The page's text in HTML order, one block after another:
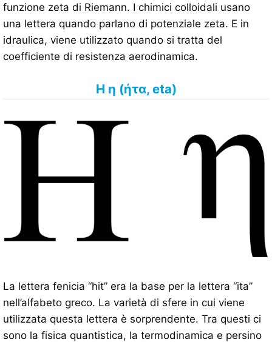
funzione zeta di Riemann. I chimici colloidali usano
una lettera quando parlano di potenziale zeta. E in
idraulica, viene utilizzato quando si tratta del
coefficiente di resistenza aerodinamica.
Η η (ήτα, eta)
La lettera fenicia “hit” era la base per la lettera “ita”
nell’alfabeto greco. La varietà di sfere in cui viene
utilizzata questa lettera è sorprendente. Tra questi ci
sono la fisica quantistica, la termodinamica e persino